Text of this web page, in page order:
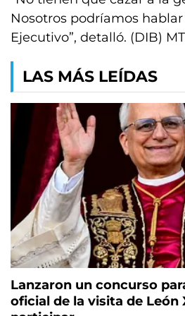
Nosotros podríamos
Ejecutivo”, detalló. (DIB) MT
LAS MÁS LEÍDAS
Lanzaron un concurso
oficial de la visita de León